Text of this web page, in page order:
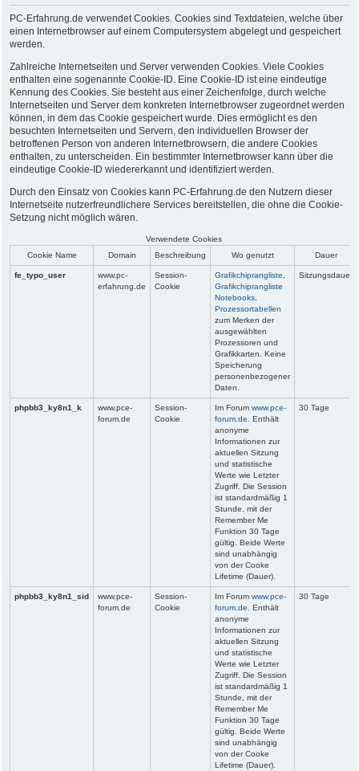
PC-Erfahrung.de verwendet Cookies. Cookies sind Textdateien, welche über
einen Internetbrowser auf einem Computersystem abgelegt und gespeichert
werden.
Zahlreiche Internetseiten und Server verwenden Cookies. Viele Cookies
enthalten eine sogenannte Cookie-ID. Eine Cookie-ID ist eine eindeutige
Kennung des Cookies. Sie besteht aus einer Zeichenfolge, durch welche
Internetseiten und Server dem konkreten Internetbrowser zugeordnet werden
können, in dem das Cookie gespeichert wurde. Dies ermöglicht es den
besuchten Internetseiten und Servern, den individuellen Browser der
betroffenen Person von anderen Internetbrowsern, die andere Cookies
enthalten, zu unterscheiden. Ein bestimmter Internetbrowser kann über die
eindeutige Cookie-ID wiedererkannt und identifiziert werden.
Durch den Einsatz von Cookies kann PC-Erfahrung.de den Nutzern dieser
Internetseite nutzerfreundlichere Services bereitstellen, die ohne die Cookie-
Setzung nicht möglich wären.
Verwendete Cookies
Cookie Name
Domain Beschreibung Wo genutzt Dauer
fe_typo_user
www.pc-
erfahrung.de
Session-
Cookie
Grafikchiprangliste
Grafikchiprangliste
Notebooks
Prozessortabellen
zum Merken der
ausgewählten
Prozessoren und
Grafikkarten. Keine
Speicherung
personenbezogener
Daten.
Sitzungsdauer
phpbb3_ky8n1_k
www.pce-
forum.de
Session-
Cookie
Im Forum www.pce-
forum.de.
Enthält
anonyme
Informationen zur
aktuellen Sitzung
und statistische
Werte wie Letzter
Zugriff. Die Session
ist standardmäßig 1
Stunde, mit der
Remember Me
Funktion 30 Tage
gültig. Beide Werte
sind unabhängig
von der Cooke
Lifetime (Dauer).
30 Tage
phpbb3_ky8n1_sid
www.pce-
forum.de
Session-
Cookie
Im Forum www.pce-
forum.de.
Enthält
anonyme
Informationen zur
aktuellen Sitzung
und statistische
Werte wie Letzter
Zugriff. Die Session
ist standardmäßig 1
Stunde, mit der
Remember Me
Funktion 30 Tage
gültig. Beide Werte
sind unabhängig
von der Cooke
Lifetime (Dauer).
30 Tage